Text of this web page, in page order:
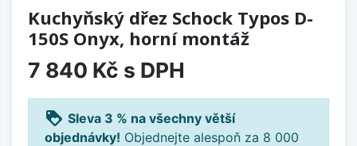
Kuchyňský dřez Schock Typos D-
150S Onyx, horní montáž
7 840 Kč s DPH
loyalty Sleva 3 % na všechny větší
objednávky! Objednejte alespoň za 8 000